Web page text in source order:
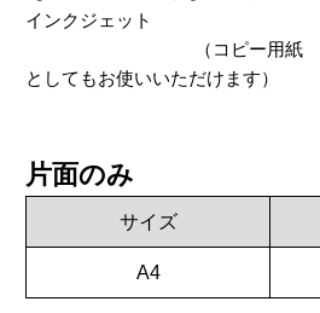
インクジェット
（コピー用紙
としてもお使いいただけます）
片面のみ
サイズ
A4